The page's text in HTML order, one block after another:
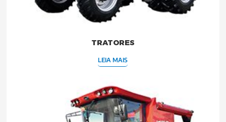
TRATORES
LEIA MAIS